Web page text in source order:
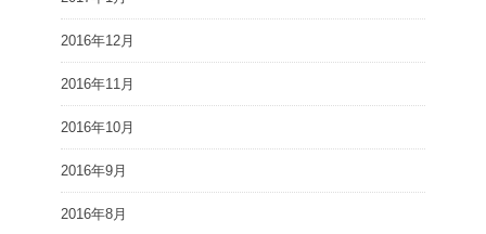
2016年12月
2016年11月
2016年10月
2016年9月
2016年8月